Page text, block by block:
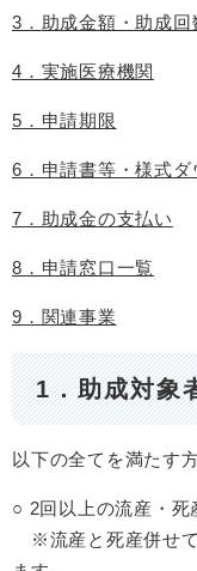
3． 助成金額・助成回
4．実施医療機関
5．申請期限
6．申請書等・様式ダ
7．助成金の支払い
8．申請窓口一覧
9．関連事業
1．助成対象
以下の全てを満たす
○ 2回以上の流産・死
※流産と死産併せて